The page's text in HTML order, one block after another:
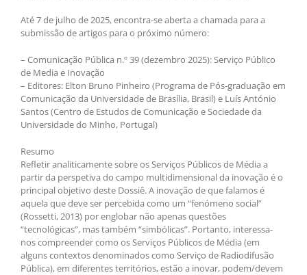
Até 7 de julho de 2025, encontra-se aberta a chamada para a
submissão de artigos para o próximo número:
– Comunicação Pública n.º 39 (dezembro 2025): Serviço Público
de Media e Inovação
– Editores: Elton Bruno Pinheiro (Programa de Pós-graduação em
Comunicação da Universidade de Brasília, Brasil) e Luís António
Santos (Centro de Estudos de Comunicação e Sociedade da
Universidade do Minho, Portugal)
Resumo
Refletir analiticamente sobre os Serviços Públicos de Média a
partir da perspetiva do campo multidimensional da inovação é o
principal objetivo deste Dossiê. A inovação de que falamos é
aquela que deve ser percebida como um “fenómeno social”
(Rossetti, 2013) por englobar não apenas questões
“tecnológicas”, mas também “simbólicas”. Portanto, interessa-
nos compreender como os Serviços Públicos de Média (em
alguns contextos denominados como Serviço de Radiodifusão
Pública), em diferentes territórios, estão a inovar, podem/devem